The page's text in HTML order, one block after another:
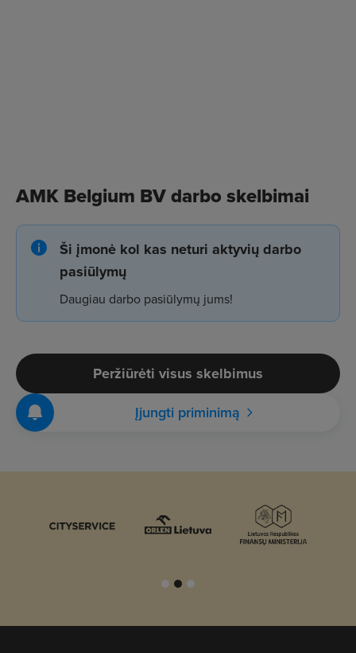
AMK Belgium BV darbo skelbimai
Ši įmonė kol kas neturi aktyvių darbo
pasiūlymų
Daugiau darbo pasiūlymų jums!
Peržiūrėti visus skelbimus
Įjungti priminimą